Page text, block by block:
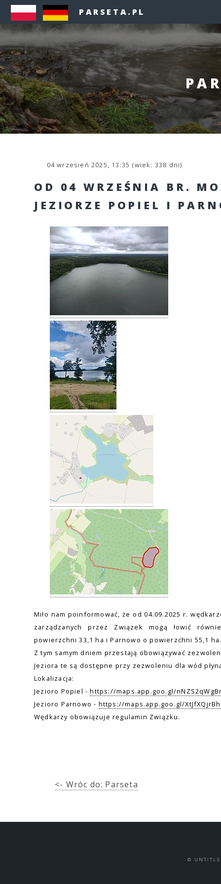
PARSETA.PL
04 wrzesień 2025, 13:35 (wiek: 338 dni)
OD 04 WRZEŚNIA BR.
JEZIORZE POPIEL I
Miło nam poinformować, że od 04.09.2025 r.
zarządzanych przez Związek mogą łowić
powierzchni 33,1 ha i Parnowo o powierzchni 55,1
Z tym samym dniem przestają obowiązywać
Jeziora te są dostępne przy zezwoleniu dla wód
Lokalizacja:
Jezioro Popiel -https://maps.app.goo.gl/
Jezioro Parnowo - https://maps.app.goo.gl/
Wędkarzy obowiązuje regulamin Związku.
<- Wróc do: Parseta
©